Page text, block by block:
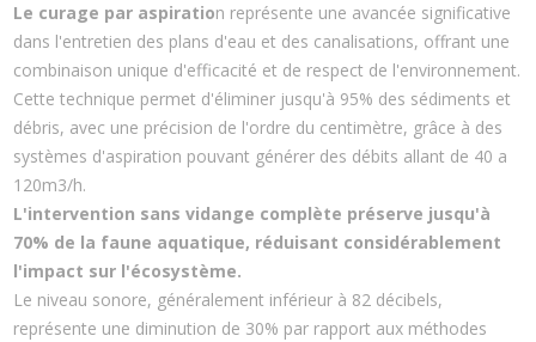
Le curage par aspiration représente une avancée significative
dans l'entretien des plans d'eau et des canalisations, offrant une
combinaison unique d'efficacité et de respect de l'environnement.
Cette technique permet d'éliminer jusqu'à 95% des sédiments et
débris, avec une précision de l'ordre du centimètre, grâce à des
systèmes d'aspiration pouvant générer des débits allant de 40 a
120m3/h.
L'intervention sans vidange complète préserve jusqu'à
70% de la faune aquatique, réduisant considérablement
l'impact sur l'écosystème.
Le niveau sonore, généralement inférieur à 82 décibels,
représente une diminution de 30% par rapport aux méthodes